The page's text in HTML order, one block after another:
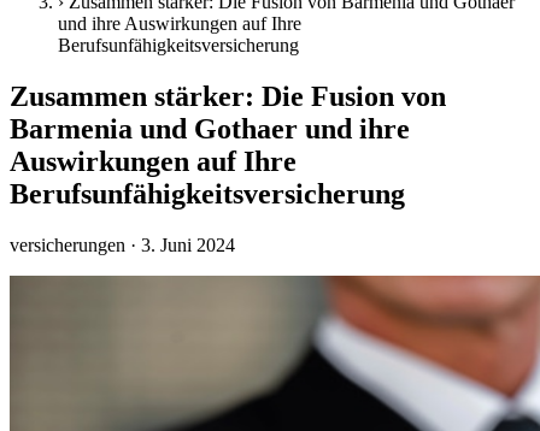
und ihre Auswirkungen auf Ihre
Berufsunfähigkeitsversicherung
Zusammen stärker: Die Fusion von
Barmenia und Gothaer und ihre
Auswirkungen auf Ihre
Berufsunfähigkeitsversicherung
versicherungen · 3. Juni 2024